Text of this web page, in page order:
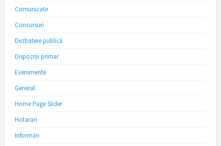
Comunicate
Concursuri
Dezbatere publică
Dispoziții primar
Evenimente
General
Home Page Slider
Hotarari
Informări